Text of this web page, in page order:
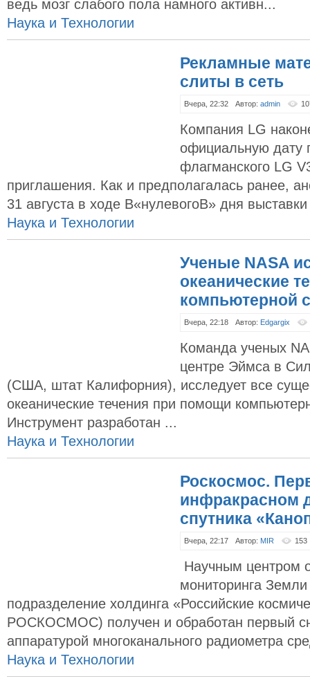
ведь мозг слабого пола намного активн...
Наука и Технологии
Рекламные
слиты в сеть
Вчера, 22:32 Автор: admin
Компания LG
официальную дату
флагманского LG
приглашения. Как и предполагалась ранее,
31 августа в ходе В«нулевогоВ» дня
Наука и Технологии
Ученые NASA
океанические
компьютерной
Вчера, 22:18 Автор: Edgargix
Команда ученых
центре Эймса в
(США, штат Калифорния), исследует все
океанические течения при помощи
Инструмент разработан ...
Наука и Технологии
Роскосмос.
инфракрасном
спутника
Вчера, 22:17 Автор: MIR 153
Научным центром
мониторинга
подразделение холдинга «Российские
РОСКОСМОС) получен и обработан первый
аппаратурой многоканального радиометра
Наука и Технологии